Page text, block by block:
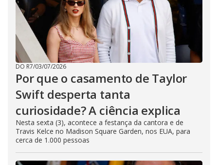
DO R7/03/07/2026
Por que o casamento de Taylor
Swift desperta tanta
curiosidade? A ciência explica
Nesta sexta (3), acontece a festança da cantora e de
Travis Kelce no Madison Square Garden, nos EUA, para
cerca de 1.000 pessoas